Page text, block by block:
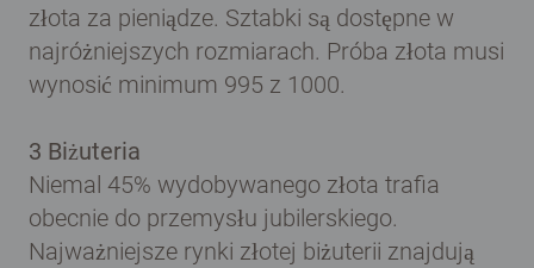
złota za pieniądze. Sztabki są dostępne w
najróżniejszych rozmiarach. Próba złota musi
wynosić minimum 995 z 1000.
3 Biżuteria
Niemal 45% wydobywanego złota trafia
obecnie do przemysłu jubilerskiego.
Najważniejsze rynki złotej biżuterii znajdują